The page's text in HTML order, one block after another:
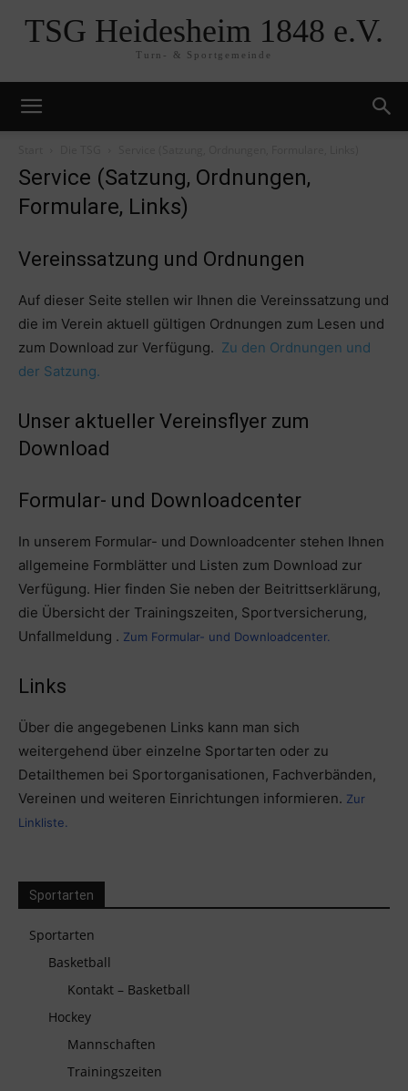
TSG Heidesheim 1848 e.V.
Turn- & Sportgemeinde
Service (Satzung, Ordnungen,
Formulare, Links)
Vereinssatzung und Ordnungen
Auf dieser Seite stellen wir Ihnen die Vereinssatzung und
die im Verein aktuell gültigen Ordnungen zum Lesen und
zum Download zur Verfügung. Zu den Ordnungen und
der Satzung.
Unser aktueller Vereinsflyer zum
Download
Formular- und Downloadcenter
In unserem Formular- und Downloadcenter stehen Ihnen
allgemeine Formblätter und Listen zum Download zur
Verfügung. Hier finden Sie neben der Beitrittserklärung,
die Übersicht der Trainingszeiten, Sportversicherung,
Unfallmeldung . Zum Formular- und Downloadcenter.
Links
Über die angegebenen Links kann man sich
weitergehend über einzelne Sportarten oder zu
Detailthemen bei Sportorganisationen, Fachverbänden,
Vereinen und weiteren Einrichtungen informieren. Zur
Linkliste.
Sportarten
Sportarten
Basketball
Kontakt – Basketball
Hockey
Mannschaften
Trainingszeiten